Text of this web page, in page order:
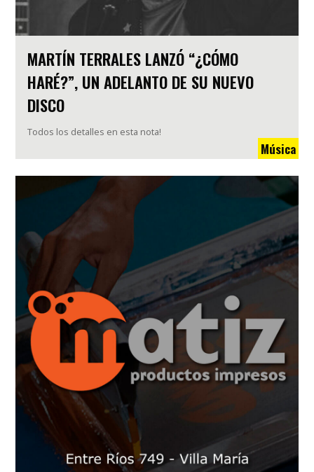
MARTÍN TERRALES LANZÓ “¿CÓMO
HARÉ?”, UN ADELANTO DE SU NUEVO
DISCO
Todos los detalles en esta nota!
Música